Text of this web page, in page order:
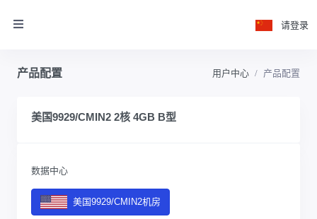
请登录
产品配置 用户中心 产品配置
美国9929/CMIN2 2核 4GB B型
数据中心
美国9929/CMIN2机房